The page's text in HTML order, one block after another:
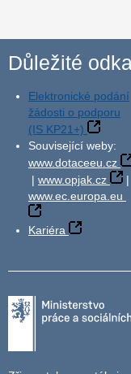
Důležité
Elektronické podání
žádosti o podporu
(IS KP21+)
Související weby:
www.dotaceeu.cz
| www.opjak.cz
|
www.ec.europa.eu
Kariéra